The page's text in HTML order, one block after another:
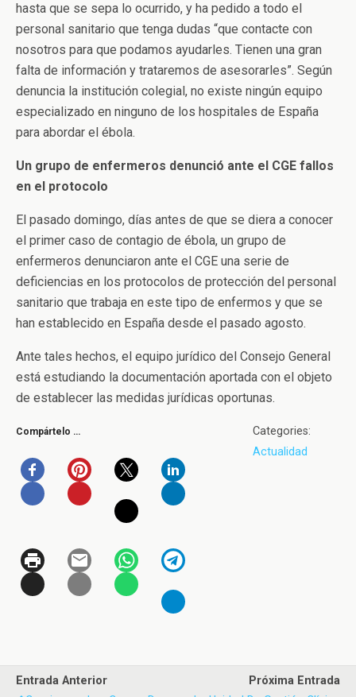
hasta que se sepa lo ocurrido, y ha pedido a todo el
personal sanitario que tenga dudas “que contacte con
nosotros para que podamos ayudarles. Tienen una gran
falta de información y trataremos de asesorarles”. Según
denuncia la institución colegial, no existe ningún equipo
especializado en ninguno de los hospitales de España
para abordar el ébola.
Un grupo de enfermeros denunció ante el CGE fallos
en el protocolo
El pasado domingo, días antes de que se diera a conocer
el primer caso de contagio de ébola, un grupo de
enfermeros denunciaron ante el CGE una serie de
deficiencias en los protocolos de protección del personal
sanitario que trabaja en este tipo de enfermos y que se
han establecido en España desde el pasado agosto.
Ante tales hechos, el equipo jurídico del Consejo General
está estudiando la documentación aportada con el objeto
de establecer las medidas jurídicas oportunas.
Compártelo …
Categories:
Actualidad
Entrada Anterior
Próxima Entrada